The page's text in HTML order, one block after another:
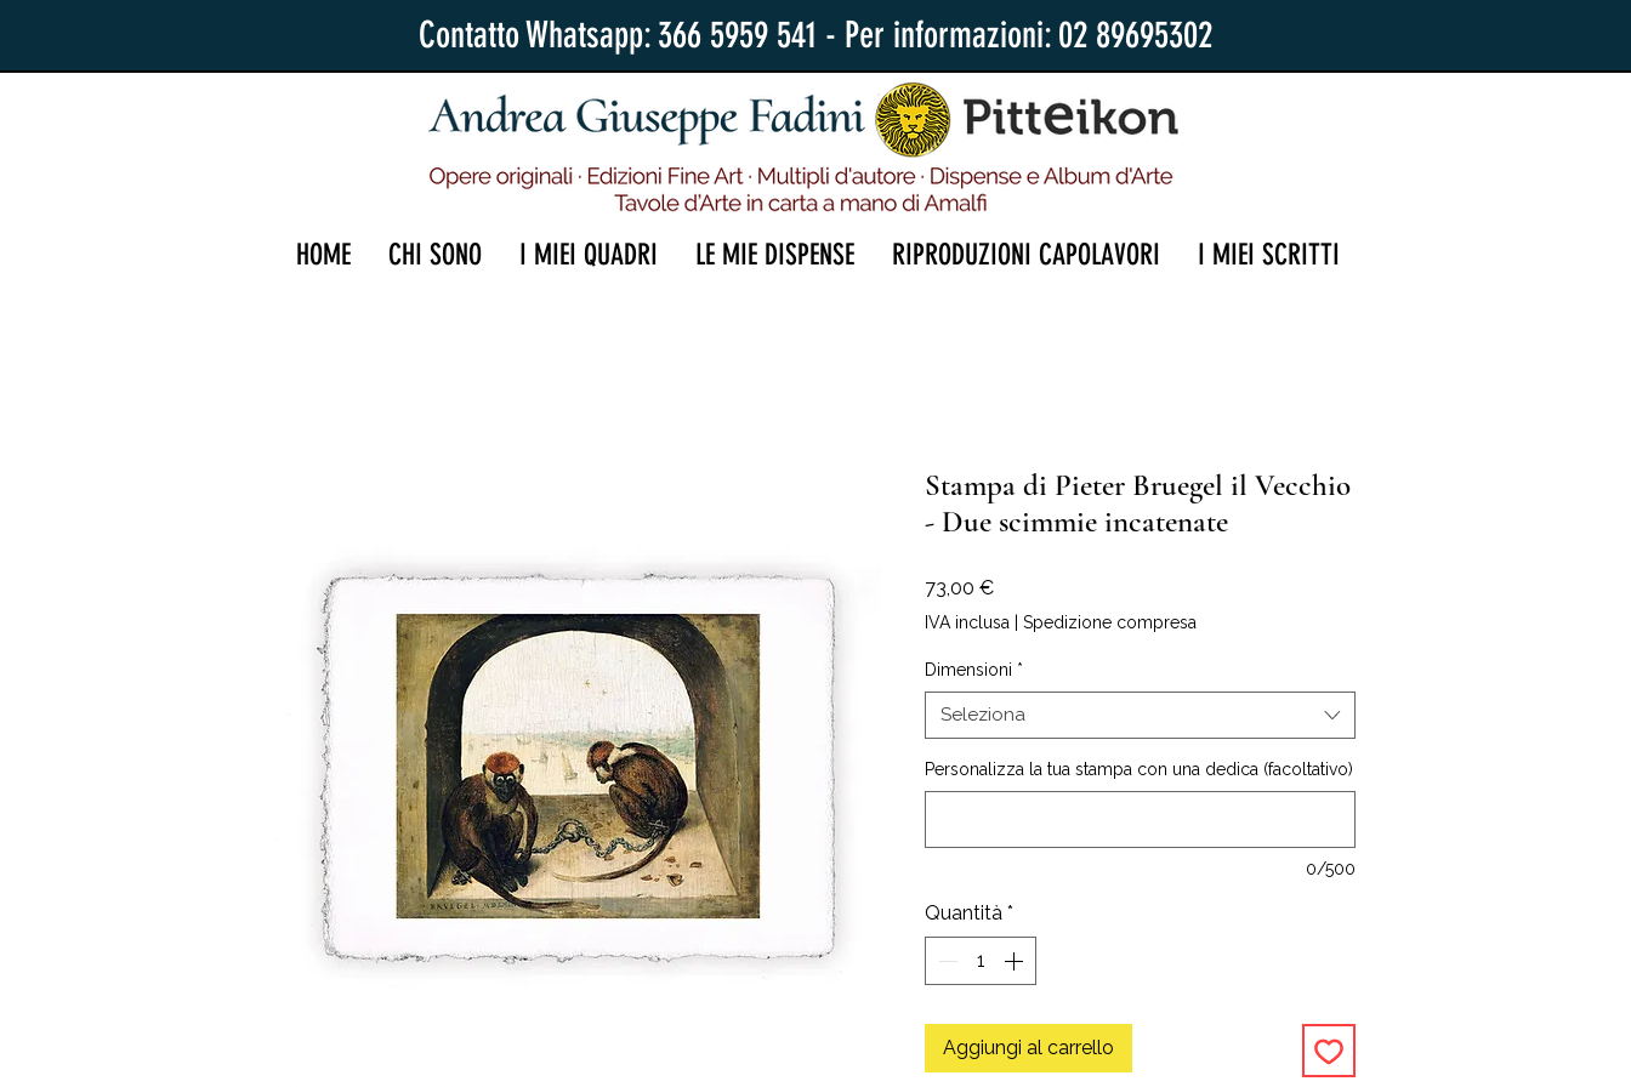
Contatto Whatsapp: 366 5959 541 - Per informazioni: 02 89695302
HOME CHI SONO I MIEI QUADRI LE MIE DISPENSE RIPRODUZIONI CAPOLAVORI I MIEI SCRITTI
Stampa di Pieter Bruegel il Vecchio
- Due scimmie incatenate
73,00 €Prezzo
IVA inclusa Spedizione compresa
Dimensioni *
Seleziona
Personalizza la tua stampa con una dedica (facoltativo)
0/500
Quantità *
Aggiungi al carrello